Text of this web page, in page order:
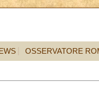
OSSERVATORE